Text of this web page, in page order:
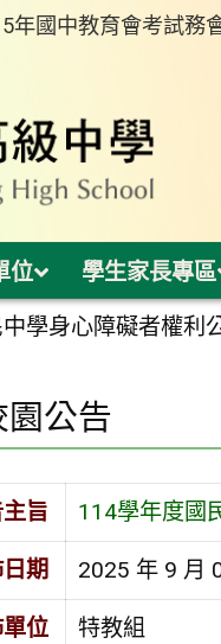
年國中教育會考試務
位 學生家長專區
學身心障礙者權利
園公告
旨 114學年度國
期 2025 年 9 月
位 特教組